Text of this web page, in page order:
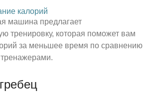
калорий
машина предлагает
тренировку, которая поможет вам
за меньшее время по сравнению